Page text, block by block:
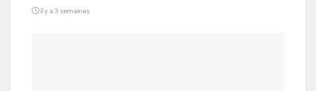
il y a 3 semaines